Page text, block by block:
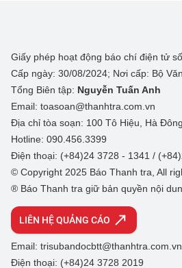
Giấy phép hoạt động báo chí điện tử
Cấp ngày: 30/08/2024; Nơi cấp: Bộ
Tổng Biên tập: Nguyễn Tuấn Anh
Email: toasoan@thanhtra.com.vn
Địa chỉ tòa soạn: 100 Tô Hiệu, Hà
Hotline: 090.456.3399
Điện thoại: (+84)24 3728 - 1341 /
© Copyright 2025 Báo Thanh tra, All
® Báo Thanh tra giữ bản quyền nội
LIÊN HỆ QUẢNG CÁO
Email: trisubandocbtt@thanhtra.com.vn
Điện thoại: (+84)24 3728 2019